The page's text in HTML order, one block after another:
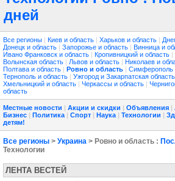
дней
Все регионы | Киев и область | Харьков и область |
Донецк и область | Запорожье и область | Винница и
Ивано Франковск и область | Кропивницкий и область |
Волынская область | Львов и область | Николаев и
Полтава и область | Ровно и область | Симферополь
Тернополь и область | Ужгород и Закарпатская область
Хмельницкий и область | Черкассы и область |
область
Местные новости | Акции и скидки | Объявления |
Бизнес | Политика | Спорт | Наука | Технологии |
детям!
Все регионы > Украина > Ровно и область :
Технологии
ЛЕНТА ВЕСТЕЙ